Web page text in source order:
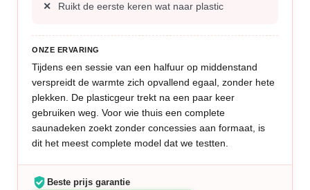
Ruikt de eerste keren wat naar plastic
ONZE ERVARING
Tijdens een sessie van een halfuur op middenstand
verspreidt de warmte zich opvallend egaal, zonder hete
plekken. De plasticgeur trekt na een paar keer
gebruiken weg. Voor wie thuis een complete
saunadeken zoekt zonder concessies aan formaat, is
dit het meest complete model dat we testten.
Beste prijs garantie